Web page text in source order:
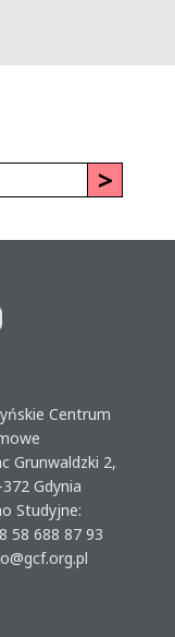
Centrum
Grunwaldzki 2,
Gdynia
Studyjne:
58 688 87 93